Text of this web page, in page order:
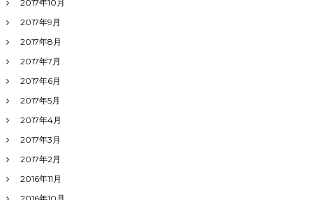
2017年10月
2017年9月
2017年8月
2017年7月
2017年6月
2017年5月
2017年4月
2017年3月
2017年2月
2016年11月